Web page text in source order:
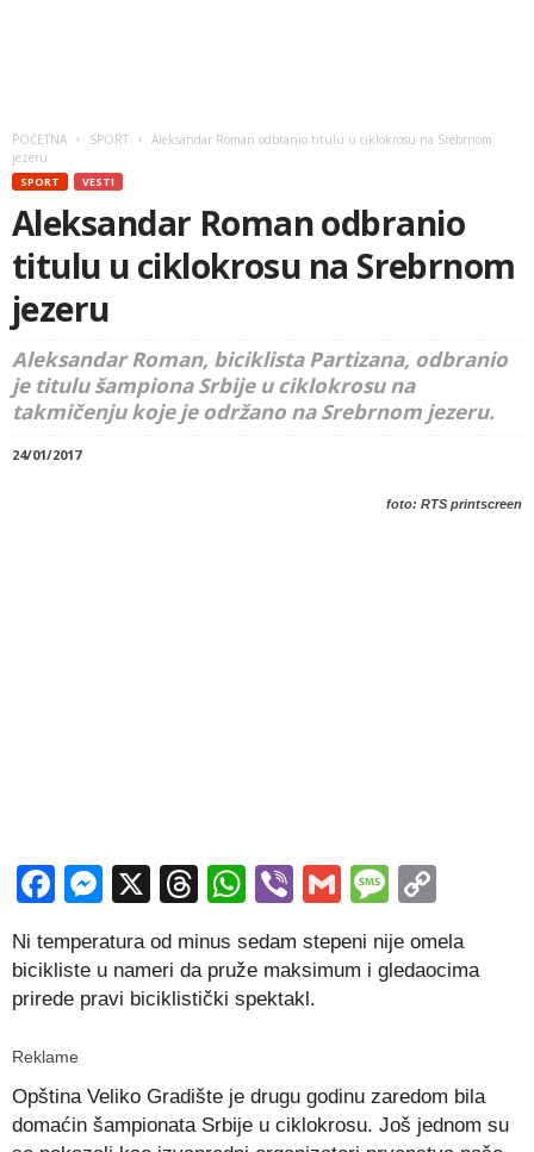
POČETNA SPORT
Aleksandar Roman odbranio titulu u ciklokrosu na Srebrnom
jezeru
SPORT VESTI
Aleksandar Roman odbranio
titulu u ciklokrosu na Srebrnom
jezeru
Aleksandar Roman, biciklista Partizana, odbranio
je titulu šampiona Srbije u ciklokrosu na
takmičenju koje je održano na Srebrnom jezeru.
24/01/2017
foto: RTS printscreen
Facebook
Messenger
X Threads
WhatsApp
ViberGmail
Ni temperatura od minus sedam stepeni nije omela
bicikliste u nameri da pruže maksimum i gledaocima
prirede pravi biciklistički spektakl.
Reklame
Opština Veliko Gradište je drugu godinu zaredom bila
domaćin šampionata Srbije u ciklokrosu. Još jednom su